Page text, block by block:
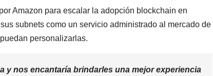
Amazon para escalar la adopción blockchain en
subnets como un servicio administrado al mercado de
personalizarlas.
y nos encantaría brindarles una mejor experiencia